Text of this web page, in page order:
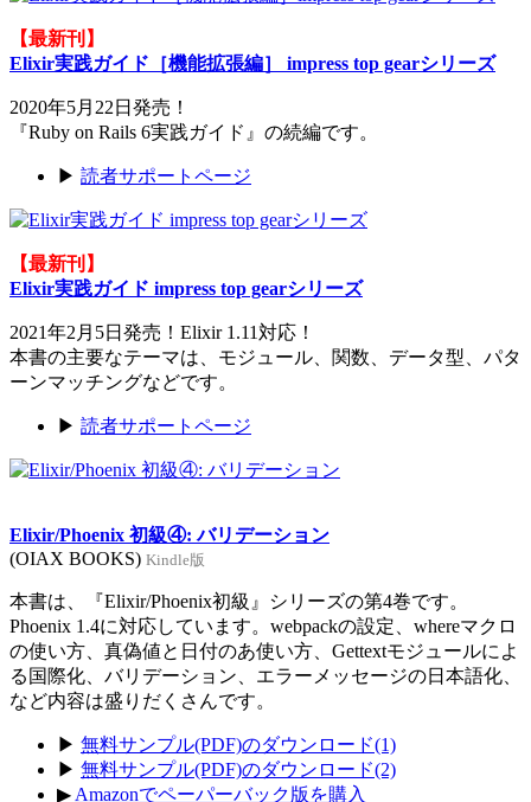
【最新刊】
Elixir実践ガイド［機能拡張編］ impress top gearシリーズ
2020年5月22日発売！
『Ruby on Rails 6実践ガイド』の続編です。
▶ 読者サポートページ
【最新刊】
Elixir実践ガイド impress top gearシリーズ
2021年2月5日発売！Elixir 1.11対応！
本書の主要なテーマは、モジュール、関数、データ型、パタ
ーンマッチングなどです。
▶ 読者サポートページ
Elixir/Phoenix 初級④: バリデーション
(OIAX BOOKS) Kindle版
本書は、『Elixir/Phoenix初級』シリーズの第4巻です。
Phoenix 1.4に対応しています。webpackの設定、whereマクロ
の使い方、真偽値と日付のあ使い方、Gettextモジュールによ
る国際化、バリデーション、エラーメッセージの日本語化、
など内容は盛りだくさんです。
▶ 無料サンプル(PDF)のダウンロード(1)
▶ 無料サンプル(PDF)のダウンロード(2)
▶ Amazonでペーパーバック版を購入